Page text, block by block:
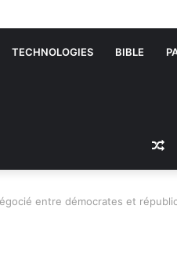
TECHNOLOGIES BIBLE
entre démocrates et